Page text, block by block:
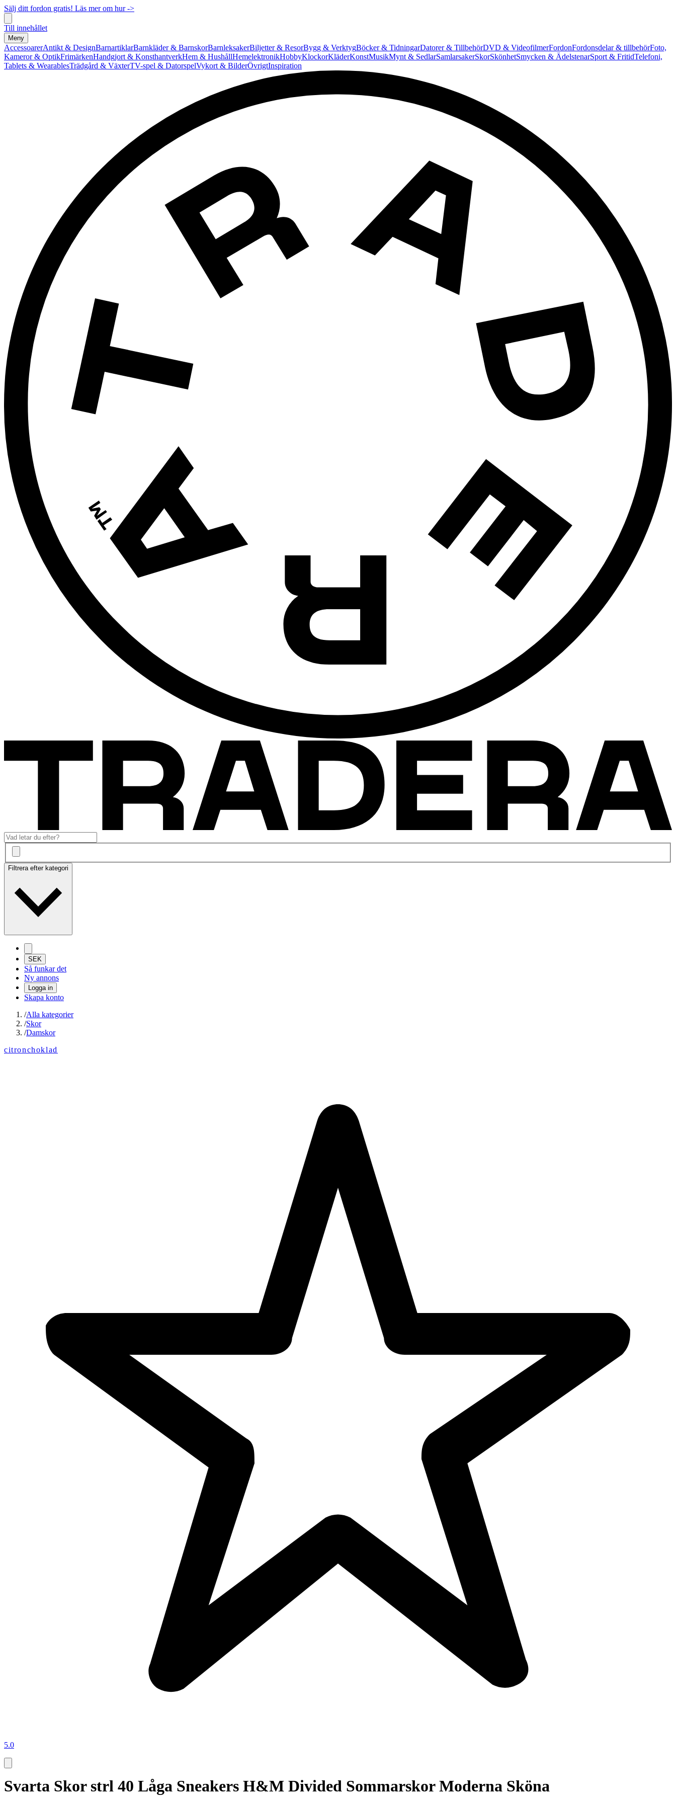
Sälj ditt fordon gratis! Läs mer om hur ->
Till innehållet
Meny
AccessoarerAntikt & DesignBarnartiklarBarnkläder & BarnskorBarnleksakerBiljetter & ResorBygg & VerktygBöcker & TidningarDatorer & TillbehörDVD & VideofilmerFordonFordonsdelar & tillbehörFoto,
Kameror & OptikFrimärkenHandgjort & KonsthantverkHem & HushållHemelektronikHobbyKlockorKläderKonstMusikMynt & SedlarSamlarsakerSkorSkönhetSmycken & ÄdelstenarSport & FritidTelefoni,
Tablets & WearablesTrädgård & VäxterTV-spel & DatorspelVykort & BilderÖvrigtInspiration
Filtrera efter kategori
SEK
Så funkar det
Ny annons
Logga in
Skapa konto
/Alla kategorier
/Skor
/Damskor
citronchoklad
5.0
Svarta Skor strl 40 Låga Sneakers H&M Divided Sommarskor Moderna Sköna